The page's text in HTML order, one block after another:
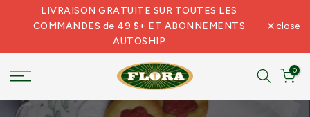
content
LIVRAISON GRATUITE SUR TOUTES LES
COMMANDES de 49 $+ ET ABONNEMENTS
AUTOSHIP
close
0